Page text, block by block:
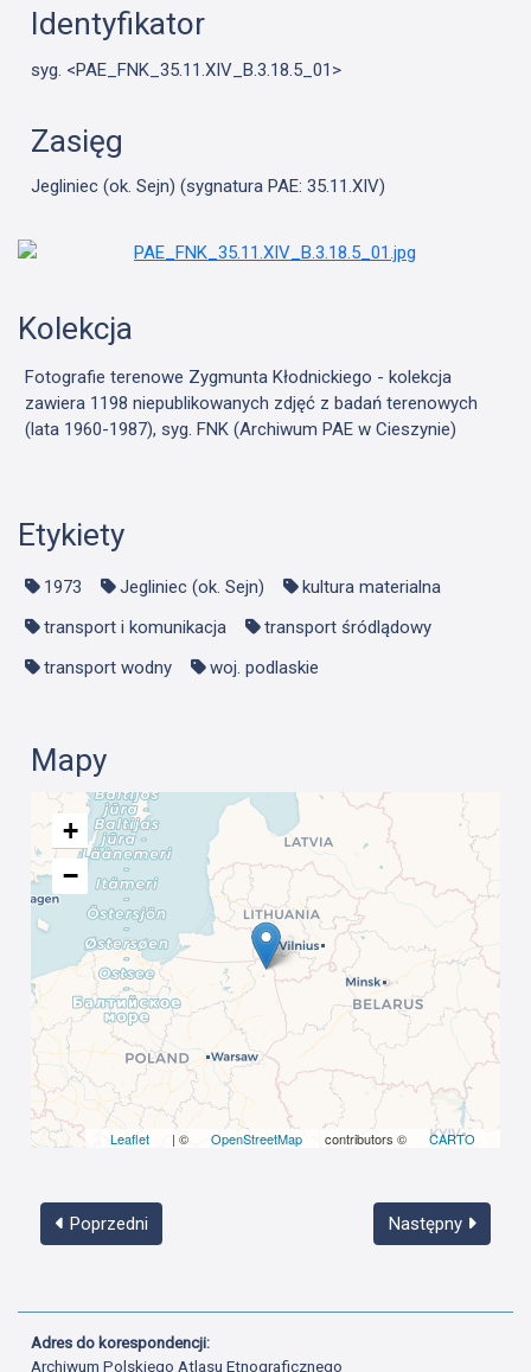
Identyfikator
syg. <PAE_FNK_35.11.XIV_B.3.18.5_01>
Zasięg
Jegliniec (ok. Sejn) (sygnatura PAE: 35.11.XIV)
Kolekcja
Fotografie terenowe Zygmunta Kłodnickiego - kolekcja
zawiera 1198 niepublikowanych zdjęć z badań terenowych
(lata 1960-1987), syg. FNK (Archiwum PAE w Cieszynie)
Etykiety
1973 Jegliniec (ok. Sejn)
kultura materialna
transport i komunikacja
transport śródlądowy
transport wodny
woj. podlaskie
Mapy
+
−
Leaflet | © OpenStreetMap contributors © CARTO
Poprzedni Następny
Adres do korespondencji:
Archiwum Polskiego Atlasu Etnograficznego